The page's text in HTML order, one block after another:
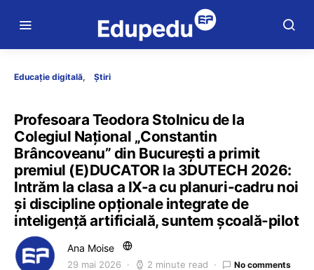
Educație digitală Știri
Profesoara Teodora Stolnicu de la
Colegiul Național „Constantin
Brâncoveanu” din București a primit
premiul (E)DUCATOR la 3DUTECH 2026:
Intrăm la clasa a IX-a cu planuri-cadru noi
și discipline opționale integrate de
inteligență artificială, suntem școală-pilot
Ana Moise
29 mai 2026 2 minute read No comments